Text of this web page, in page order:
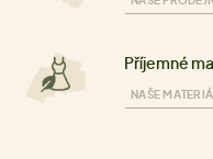
Příjemné
NAŠE